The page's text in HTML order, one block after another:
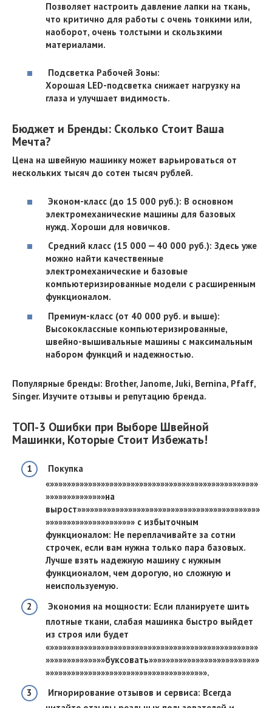
Позволяет настроить давление лапки на ткань,
что критично для работы с очень тонкими или,
наоборот, очень толстыми и скользкими
материалами.
Подсветка Рабочей Зоны:
Хорошая LED-подсветка снижает нагрузку на
глаза и улучшает видимость.
Бюджет и Бренды: Сколько Стоит Ваша
Мечта?
Цена на швейную машинку может варьироваться от
нескольких тысяч до сотен тысяч рублей.
Эконом-класс (до 15 000 руб.): В основном
электромеханические машины для базовых
нужд. Хороши для новичков.
Средний класс (15 000 ⎼ 40 000 руб.): Здесь уже
можно найти качественные
электромеханические и базовые
компьютеризированные модели с расширенным
функционалом.
Премиум-класс (от 40 000 руб. и выше):
Высококлассные компьютеризированные,
швейно-вышивальные машины с максимальным
набором функций и надежностью.
Популярные бренды: Brother, Janome, Juki, Bernina, Pfaff,
Singer. Изучите отзывы и репутацию бренда.
ТОП-3 Ошибки при Выборе Швейной
Машинки, Которые Стоит Избежать!
Покупка
«»»»»»»»»»»»»»»»»»»»»»»»»»»»»»»»»»»»»»»»»»»»»»»»»»
»»»»»»»»»»»»»»на
вырост»»»»»»»»»»»»»»»»»»»»»»»»»»»»»»»»»»»»»»»»»»»
»»»»»»»»»»»»»»»»»»»»» с избыточным
функционалом: Не переплачивайте за сотни
строчек, если вам нужна только пара базовых.
Лучше взять надежную машину с нужным
функционалом, чем дорогую, но сложную и
неиспользуемую.
Экономия на мощности: Если планируете шить
плотные ткани, слабая машинка быстро выйдет
из строя или будет
«»»»»»»»»»»»»»»»»»»»»»»»»»»»»»»»»»»»»»»»»»»»»»»»»»
»»»»»»»»»»»»»»буксовать»»»»»»»»»»»»»»»»»»»»»»»»»»
»»»»»»»»»»»»»»»»»»»»»»»»»»»»»»»»»»»»»».
Игнорирование отзывов и сервиса: Всегда